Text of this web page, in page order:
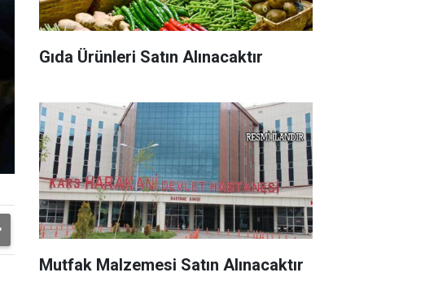
Gıda Ürünleri Satın Alınacaktır
Mutfak Malzemesi Satın Alınacaktır